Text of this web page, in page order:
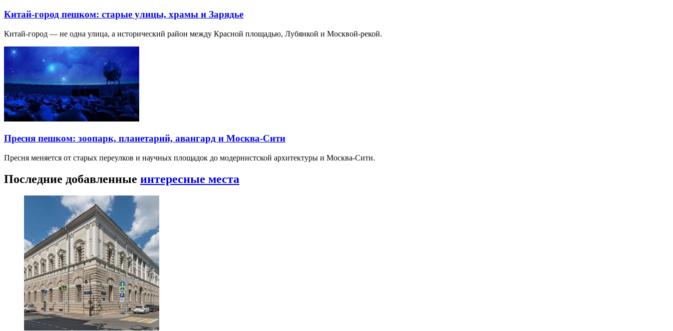
Китай-город пешком: старые улицы, храмы и Зарядье
Китай-город — не одна улица, а исторический район между Красной площадью, Лубянкой и Москвой-рекой.
Пресня пешком: зоопарк, планетарий, авангард и Москва-Сити
Пресня меняется от старых переулков и научных площадок до модернистской архитектуры и Москва-Сити.
Последние добавленные интересные места